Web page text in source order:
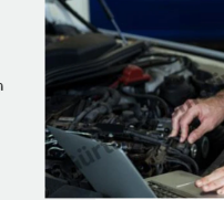
Sağlık
Kadın
Emek